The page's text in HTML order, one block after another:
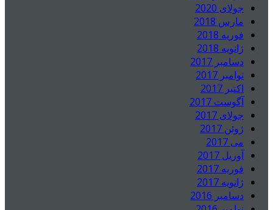
جولای 2020
مارس 2018
فوریه 2018
ژانویه 2018
دسامبر 2017
نوامبر 2017
اکتبر 2017
آگوست 2017
جولای 2017
ژوئن 2017
می 2017
آوریل 2017
فوریه 2017
ژانویه 2017
دسامبر 2016